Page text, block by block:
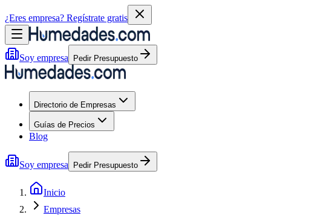
¿Eres empresa? Regístrate gratis
Soy empresa Pedir Presupuesto
Directorio de Empresas
Guías de Precios
Blog
Soy empresa Pedir Presupuesto
Inicio
Empresas